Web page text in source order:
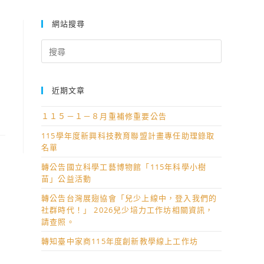
網站搜尋
for:
近期文章
１１５－１－８月重補修重要公告
115學年度新興科技教育聯盟計畫專任助理錄取
名單
轉公告國立科學工藝博物館「115年科學小樹
苗」公益活動
轉公告台灣展翅協會「兒少上線中，登入我們的
社群時代！」 2026兒少培力工作坊相關資訊，
請查照。
轉知臺中家商115年度創新教學線上工作坊